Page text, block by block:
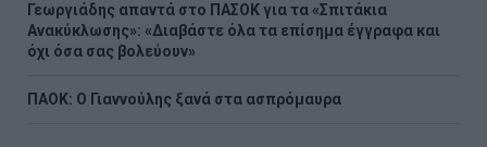
Γεωργιάδης απαντά στο ΠΑΣΟΚ για τα «Σπιτάκια
Ανακύκλωσης»: «Διαβάστε όλα τα επίσημα έγγραφα και
όχι όσα σας βολεύουν»
ΠΑΟΚ: Ο Γιαννούλης ξανά στα ασπρόμαυρα